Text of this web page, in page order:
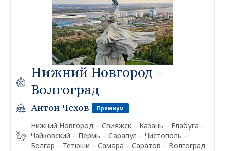
Нижний Новгород –
Волгоград
Антон Чехов Премиум
Нижний Новгород – Свияжск – Казань – Елабуга –
Чайковский – Пермь – Сарапул – Чистополь –
Болгар – Тетюши – Самара – Саратов – Волгоград